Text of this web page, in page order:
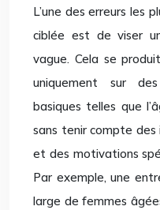
L’une des erreurs les
ciblée est de viser
vague. Cela se
uniquement sur
basiques telles que
sans tenir compte
et des motivations
Par exemple, une
large de femmes